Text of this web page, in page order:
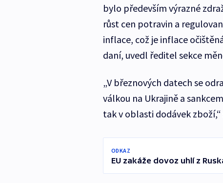
bylo především výrazné
růst cen potravin a
inflace, což je inflace
daní, uvedl ředitel sekce
„V březnových datech se
válkou na Ukrajině a
tak v oblasti dodávek
ODKAZ
EU zakáže dovoz uhlí z